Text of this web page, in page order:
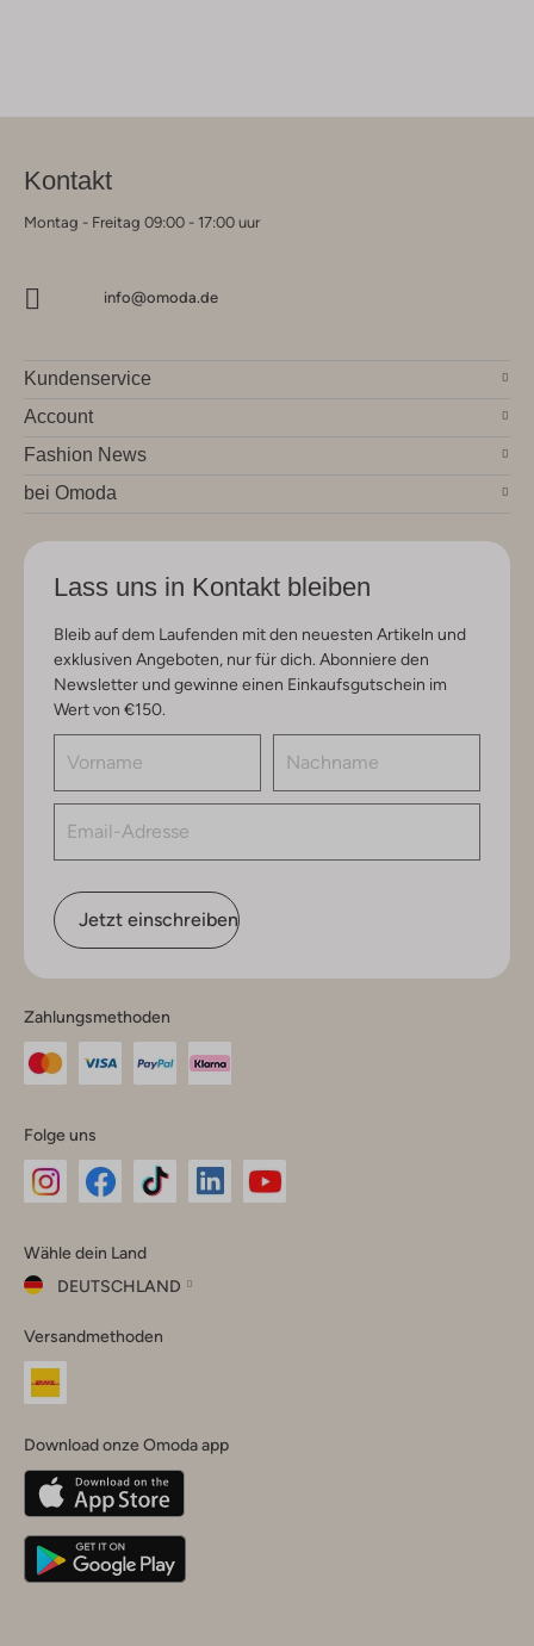
Kontakt
Montag - Freitag 09:00 - 17:00 uur
info@omoda.de
Kundenservice
Account
Fashion News
bei Omoda
Lass uns in Kontakt bleiben
Bleib auf dem Laufenden mit den neuesten Artikeln und
exklusiven Angeboten, nur für dich. Abonniere den
Newsletter und gewinne einen Einkaufsgutschein im
Wert von €150.
Jetzt einschreiben
Zahlungsmethoden
Folge uns
Instagram
Facebook
TikTok
Wähle dein Land
DEUTSCHLAND
dein
Land
Belgique(Français)
Deutschland
Versandmethoden
Download onze Omoda app